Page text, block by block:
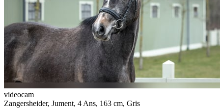
videocam
Zangersheider, Jument, 4 Ans, 163 cm, Gris